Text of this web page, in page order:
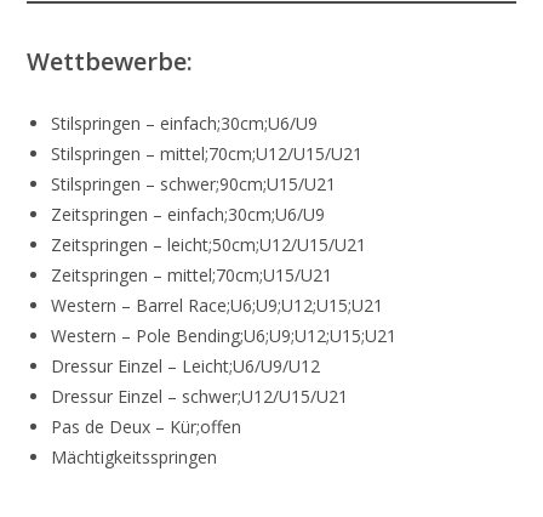
Wettbewerbe:
Stilspringen – einfach;30cm;U6/U9
Stilspringen – mittel;70cm;U12/U15/U21
Stilspringen – schwer;90cm;U15/U21
Zeitspringen – einfach;30cm;U6/U9
Zeitspringen – leicht;50cm;U12/U15/U21
Zeitspringen – mittel;70cm;U15/U21
Western – Barrel Race;U6;U9;U12;U15;U21
Western – Pole Bending;U6;U9;U12;U15;U21
Dressur Einzel – Leicht;U6/U9/U12
Dressur Einzel – schwer;U12/U15/U21
Pas de Deux – Kür;offen
Mächtigkeitsspringen